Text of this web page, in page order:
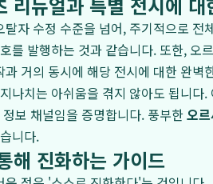
자 수정 수준을 넘어, 주기적으로
를 발행하는 것과 같습니다. 또한, 오
거의 동시에 해당 전시에 대한 완
나치는 아쉬움을 겪지 않아도 됩니다
보 채널임을 증명합니다. 풍부한오
니다.
해 진화하는 가이드